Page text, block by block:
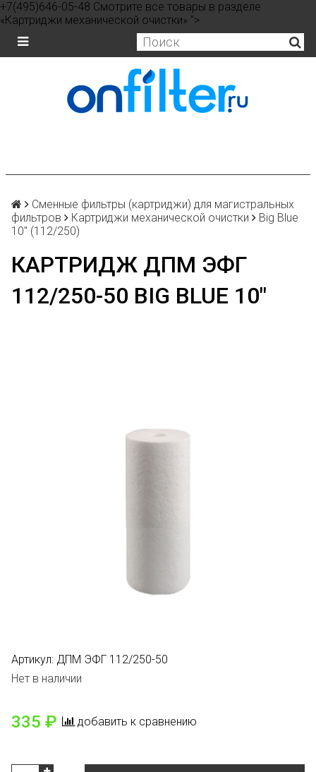
+7(495)646-05-48 Смотрите все товары в разделе
«Картриджи механической очистки» ">
Сменные фильтры (картриджи) для магистральных
фильтров
Картриджи механической очистки
Big Blue
10" (112/250)
КАРТРИДЖ ДПМ ЭФГ
112/250-50 BIG BLUE 10″
Артикул: ДПМ ЭФГ 112/250-50
Нет в наличии
335 ₽ добавить к сравнению